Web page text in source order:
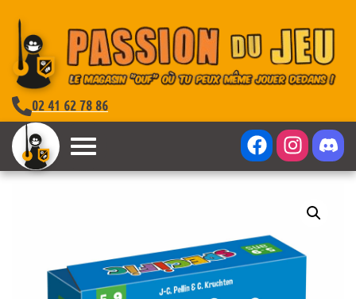
02 41 62 78 86